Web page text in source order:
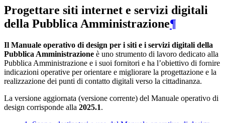
Progettare siti internet e servizi digitali
della Pubblica Amministrazione¶
Il Manuale operativo di design per i siti e i servizi digitali della
Pubblica Amministrazione è uno strumento di lavoro dedicato alla
Pubblica Amministrazione e i suoi fornitori e ha l’obiettivo di fornire
indicazioni operative per orientare e migliorare la progettazione e la
realizzazione dei punti di contatto digitali verso la cittadinanza.
La versione aggiornata (versione corrente) del Manuale operativo di
design corrisponde alla 2025.1.